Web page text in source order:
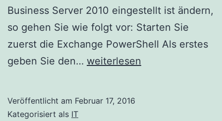
Business Server 2010 eingestellt ist ändern,
so gehen Sie wie folgt vor: Starten Sie
zuerst die Exchange PowerShell Als erstes
geben Sie den… Exchange
weiterlesen
Veröffentlicht am Februar 17, 2016
Kategorisiert als IT